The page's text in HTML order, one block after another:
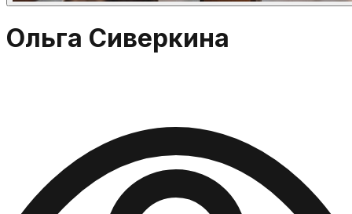
Ольга Сиверкина